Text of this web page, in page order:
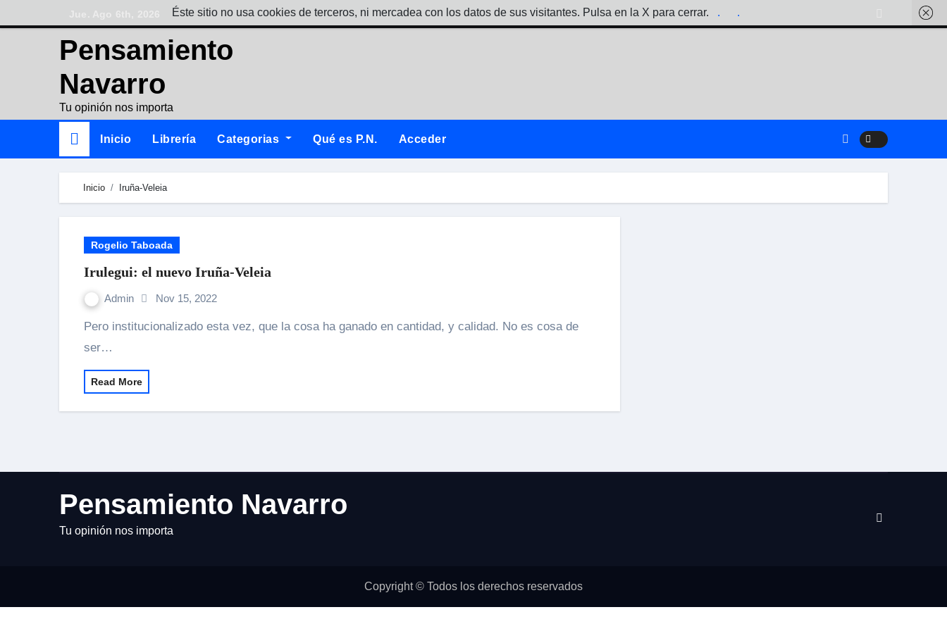
to
Pensamiento
Navarro
Tu opinión nos importa
Inicio Librería Categorias Qué es P.N. Acceder
Inicio Iruña-Veleia
Rogelio Taboada
Irulegui: el nuevo Iruña-Veleia
Admin Nov 15, 2022
Pero institucionalizado esta vez, que la cosa ha ganado en cantidad, y calidad. No es cosa de
ser…
Read More
Pensamiento Navarro
Tu opinión nos importa
Copyright © Todos los derechos reservados
Éste sitio no usa cookies de terceros, ni mercadea con los datos de sus visitantes. Pulsa en la X para cerrar. . .